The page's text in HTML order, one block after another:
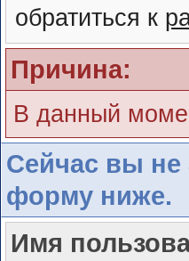
обратиться к
Причина:
В данный
Сейчас вы не
форму ниже.
Имя